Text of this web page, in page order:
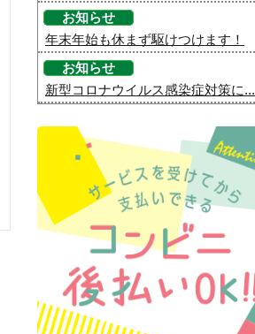
お知らせ
年末年始も休まず駆けつけます！
お知らせ
新型コロナウイルス感染症対策に...